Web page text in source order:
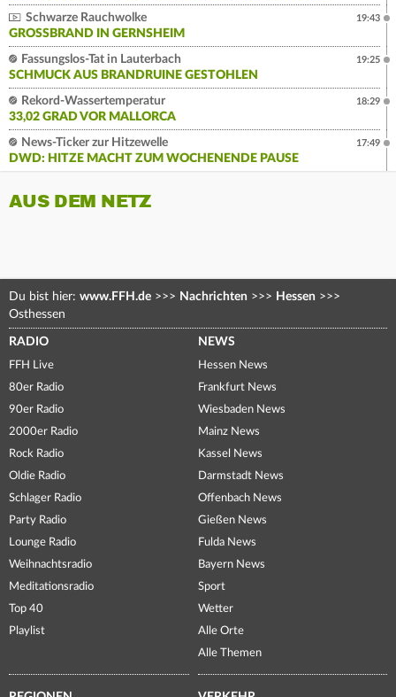
Schwarze Rauchwolke
GROSSBRAND IN GERNSHEIM
19:43
Fassungslos-Tat in Lauterbach
SCHMUCK AUS BRANDRUINE GESTOHLEN
19:25
Rekord-Wassertemperatur
33,02 GRAD VOR MALLORCA
18:29
News-Ticker zur Hitzewelle
DWD: HITZE MACHT ZUM WOCHENENDE PAUSE
17:49
AUS DEM NETZ
Du bist hier: www.FFH.de >>> Nachrichten >>> Hessen >>>
Osthessen
RADIO
FFH Live
80er Radio
90er Radio
2000er Radio
Rock Radio
Oldie Radio
Schlager Radio
Party Radio
Lounge Radio
Weihnachtsradio
Meditationsradio
Top 40
Playlist
NEWS
Hessen News
Frankfurt News
Wiesbaden News
Mainz News
Kassel News
Darmstadt News
Offenbach News
Gießen News
Fulda News
Bayern News
Sport
Wetter
Alle Orte
Alle Themen